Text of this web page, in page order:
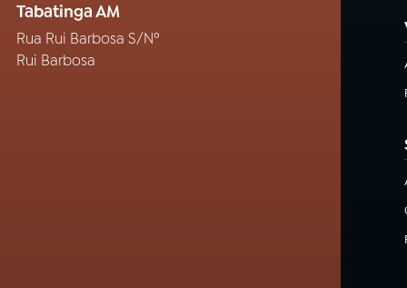
Tabatinga AM
Rua Rui Barbosa S/Nº
Rui Barbosa